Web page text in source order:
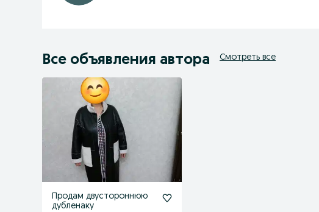
Все объявления автора Смотреть все
Продам двустороннюю
дубленаку